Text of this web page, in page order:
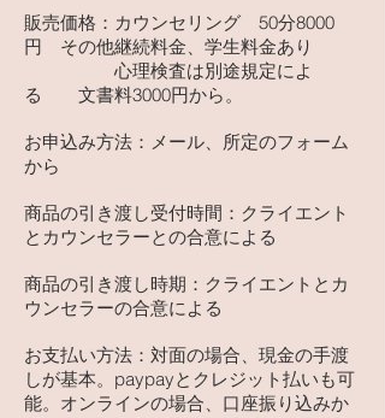
販売価格：カウンセリング 50分8000
円 その他継続料金、学生料金あり
心理検査は別途規定によ
る 文書料3000円から。
お申込み方法：メール、所定のフォーム
から
商品の引き渡し受付時間：クライエント
とカウンセラーとの合意による
商品の引き渡し時期：クライエントとカ
ウンセラーの合意による
お支払い方法：対面の場合、現金の手渡
しが基本。paypayとクレジット払いも可
能。オンラインの場合、口座振り込みか